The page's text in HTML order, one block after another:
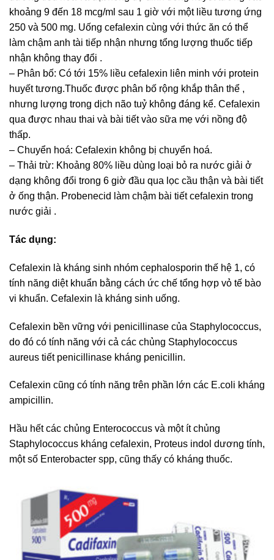
khoảng 9 đến 18 mcg/ml sau 1 giờ với một liều tương ứng
250 và 500 mg. Uống cefalexin cùng với thức ăn có thể
làm chậm anh tài tiếp nhận nhưng tổng lượng thuốc tiếp
nhận không thay đổi .
– Phân bố: Có tới 15% liều cefalexin liên minh với protein
huyết tương.Thuốc được phân bố rộng khắp thân thể ,
nhưng lượng trong dịch não tuỷ không đáng kể. Cefalexin
qua được nhau thai và bài tiết vào sữa mẹ với nồng độ
thấp.
– Chuyển hoá: Cefalexin không bị chuyển hoá.
– Thải trừ: Khoảng 80% liều dùng loại bỏ ra nước giải ở
dạng không đổi trong 6 giờ đầu qua lọc cầu thận và bài tiết
ở ống thận. Probenecid làm chậm bài tiết cefalexin trong
nước giải .
Tác dụng:
Cefalexin là kháng sinh nhóm cephalosporin thế hệ 1, có
tính năng diệt khuẩn bằng cách ức chế tổng hợp vỏ tế bào
vi khuẩn. Cefalexin là kháng sinh uống.
Cefalexin bền vững với penicillinase của Staphylococcus,
do đó có tính năng với cả các chủng Staphylococcus
aureus tiết penicillinase kháng penicillin.
Cefalexin cũng có tính năng trên phần lớn các E.coli kháng
ampicillin.
Hầu hết các chủng Enterococcus và một ít chủng
Staphylococcus kháng cefalexin, Proteus indol dương tính,
một số Enterobacter spp, cũng thấy có kháng thuốc.